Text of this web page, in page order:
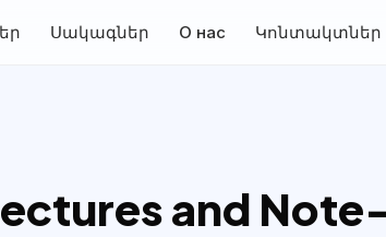
Սակագներ О нас Կոնտակտներ
and